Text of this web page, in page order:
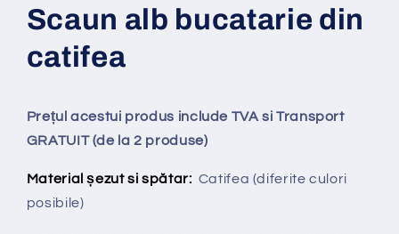
Scaun alb bucatarie din
catifea
Prețul acestui produs include TVA si Transport
GRATUIT (de la 2 produse)
Material șezut si spătar: Catifea (diferite culori
posibile)